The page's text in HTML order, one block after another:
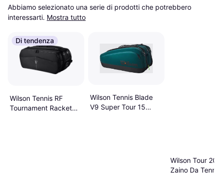
Abbiamo selezionato una serie di prodotti che potrebbero
interessarti. Mostra tutto
Di tendenza
Wilson Tennis RF
Tournament Racket
Wilson Tennis Blade
V9 Super Tour 15
Wilson Tour
Zaino Da